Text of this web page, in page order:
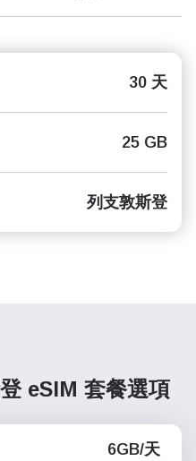
30 天
25 GB
列支敦斯登
eSIM 套餐選項
6GB/天